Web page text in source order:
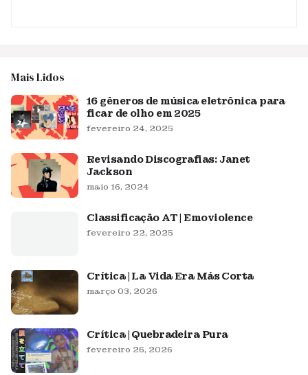
Mais Lidos
16 gêneros de música eletrônica para
ficar de olho em 2025
fevereiro 24, 2025
Revisando Discografias: Janet
Jackson
maio 16, 2024
Classificação AT | Emoviolence
fevereiro 22, 2025
Crítica | La Vida Era Más Corta
março 03, 2026
Crítica | Quebradeira Pura
fevereiro 26, 2026